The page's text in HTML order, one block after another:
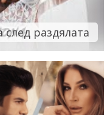
раздялата